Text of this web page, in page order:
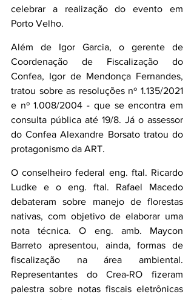
celebrar a realização do evento em
Porto Velho.
Além de Igor Garcia, o gerente de
Coordenação de Fiscalização do
Confea, Igor de Mendonça Fernandes,
tratou sobre as resoluções nº 1.135/2021
e nº 1.008/2004 - que se encontra em
consulta pública até 19/8. Já o assessor
do Confea Alexandre Borsato tratou do
protagonismo da ART.
O conselheiro federal eng. ftal. Ricardo
Ludke e o eng. ftal. Rafael Macedo
debateram sobre manejo de florestas
nativas, com objetivo de elaborar uma
nota técnica. O eng. amb. Maycon
Barreto apresentou, ainda, formas de
fiscalização na área ambiental.
Representantes do Crea-RO fizeram
palestra sobre notas fiscais eletrônicas